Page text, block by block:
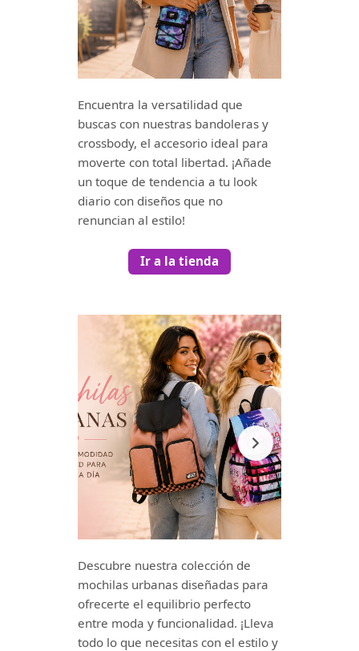
Encuentra la versatilidad que
buscas con nuestras bandoleras y
crossbody, el accesorio ideal para
moverte con total libertad. ¡Añade
un toque de tendencia a tu look
diario con diseños que no
renuncian al estilo!
Ir a la tienda
Descubre nuestra colección de
mochilas urbanas diseñadas para
ofrecerte el equilibrio perfecto
entre moda y funcionalidad. ¡Lleva
todo lo que necesitas con el estilo y